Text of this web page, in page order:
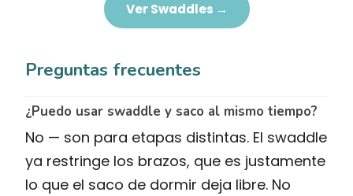
Ver Swaddles →
Preguntas frecuentes
¿Puedo usar swaddle y saco al mismo tiempo?
No — son para etapas distintas. El swaddle
ya restringe los brazos, que es justamente
lo que el saco de dormir deja libre. No